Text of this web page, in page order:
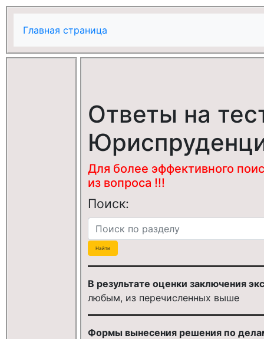
Главная страница
Ответы на
Для более эффективного
из вопроса !!!
Поиск:
В результате оценки заключения
любым, из перечисленных выше
Формы вынесения решения по